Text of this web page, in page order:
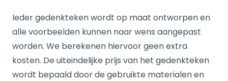
Ieder gedenkteken wordt op maat ontworpen en
alle voorbeelden kunnen naar wens aangepast
worden. We berekenen hiervoor geen extra
kosten. De uiteindelijke prijs van het gedenkteken
wordt bepaald door de gebruikte materialen en